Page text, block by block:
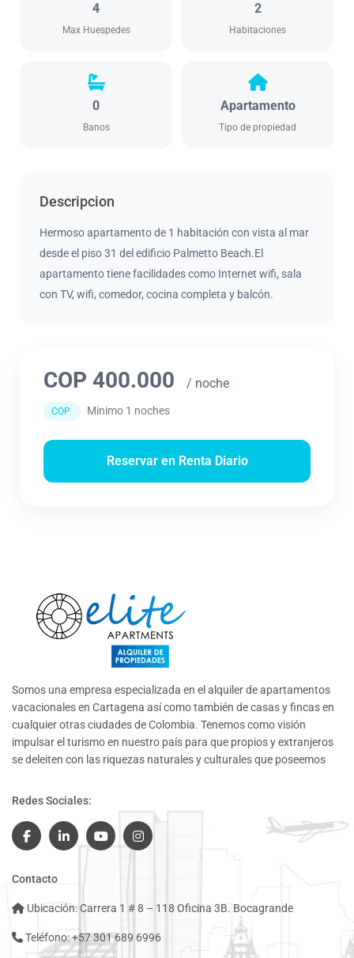
4
Max Huespedes
2
Habitaciones
0
Banos
Apartamento
Tipo de propiedad
Descripcion
Hermoso apartamento de 1 habitación con vista al mar
desde el piso 31 del edificio Palmetto Beach.El
apartamento tiene facilidades como Internet wifi, sala
con TV, wifi, comedor, cocina completa y balcón.
COP 400.000 / noche
COP Minimo 1 noches
Reservar en Renta Diario
Somos una empresa especializada en el alquiler de apartamentos
vacacionales en Cartagena así como también de casas y fincas en
cualquier otras ciudades de Colombia. Tenemos como visión
impulsar el turismo en nuestro país para que propios y extranjeros
se deleiten con las riquezas naturales y culturales que poseemos
Redes Sociales:
Contacto
Ubicación: Carrera 1 # 8 – 118 Oficina 3B. Bocagrande
Teléfono: +57 301 689 6996